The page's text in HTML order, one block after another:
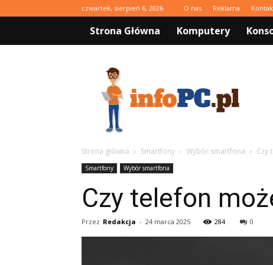
czwartek, sierpień 6, 2026 O nas Reklama
Strona Główna Komputery
infoPC.pl
Strona główna Smartfony Wybór smartfona Czy
Smartfony Wybór smartfona
Czy telefon
Przez Redakcja - 24 marca 2025 284 0